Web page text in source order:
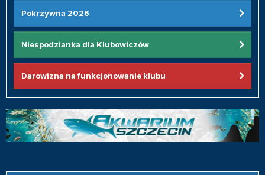
Pokrzywna 2026
Niespodzianka dla Klubowiczów
Darowizna na funkcjonowanie klubu